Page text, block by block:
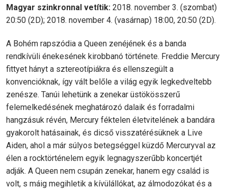
Magyar szinkronnal vetítik: 2018. november 3. (szombat)
20:50 (2D); 2018. november 4. (vasárnap) 18:00, 20:50 (2D).
A Bohém rapszódia a Queen zenéjének és a banda
rendkívüli énekesének kirobbanó története. Freddie Mercury
fittyet hányt a sztereotípiákra és ellenszegült a
konvencióknak, így vált belőle a világ egyik legkedveltebb
zenésze. Tanúi lehetünk a zenekar üstökösszerű
felemelkedésének meghatározó dalaik és forradalmi
hangzásuk révén, Mercury féktelen életvitelének a bandára
gyakorolt hatásainak, és dicső visszatérésüknek a Live
Aiden, ahol a már súlyos betegséggel küzdő Mercuryval az
élen a rocktörténelem egyik legnagyszerűbb koncertjét
adják. A Queen nem csupán zenekar, hanem egy család is
volt, s máig megihletik a kívülállókat, az álmodozókat és a